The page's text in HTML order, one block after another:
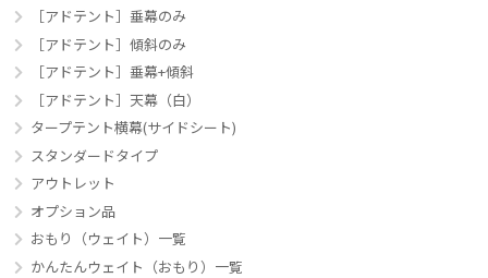
［アドテント］垂幕のみ
［アドテント］傾斜のみ
［アドテント］垂幕+傾斜
［アドテント］天幕（白）
タープテント横幕(サイドシート)
スタンダードタイプ
アウトレット
オプション品
おもり（ウェイト）一覧
かんたんウェイト（おもり）一覧